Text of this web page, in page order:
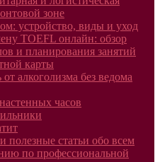
зоне
устройство, виды и уход
TOEFL онлайн: обзор
и планирования занятий
карты
алкоголизма без ведома
часов
полезные статьи обо всем
по профессиональной